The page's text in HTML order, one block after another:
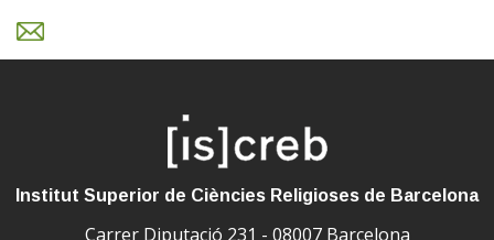
Institut Superior de Ciències Religioses de Barcelona
Carrer Diputació 231 - 08007 Barcelona